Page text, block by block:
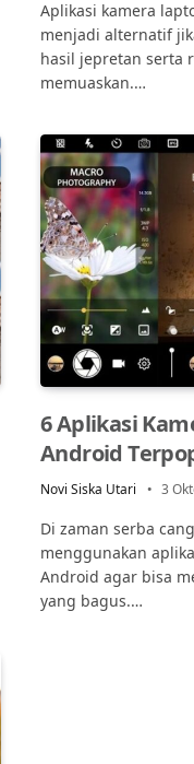
Aplikasi kamera
menjadi alternatif
hasil jepretan serta
memuaskan.…
6 Aplikasi
Android
Novi Siska Utari 3
Di zaman serba
menggunakan
Android agar bisa
yang bagus.…